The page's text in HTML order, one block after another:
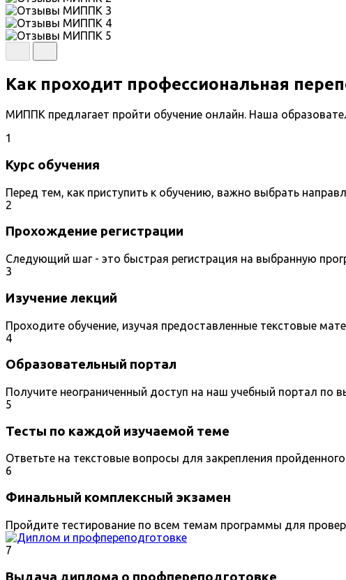
Как проходит профессиональная
МИППК предлагает пройти обучение онлайн. Наша
1
Курс обучения
Перед тем, как приступить к обучению, важно выбрать
2
Прохождение регистрации
Следующий шаг - это быстрая регистрация на выбранную
3
Изучение лекций
Проходите обучение, изучая предоставленные текстовые
4
Образовательный портал
Получите неограниченный доступ на наш учебный портал по
5
Тесты по каждой изучаемой теме
Ответьте на текстовые вопросы для закрепления
6
Финальный комплексный экзамен
Пройдите тестирование по всем темам программы для
7
Выдача диплома о профпереподготовке